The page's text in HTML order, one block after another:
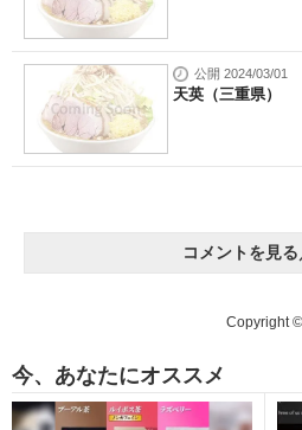
公開 2024/03/01
天英（三重県）
コメントを見る
Copyright
今、あなたにオススメ